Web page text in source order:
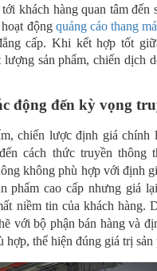
khách hàng quan tâm đến
động quảng cáo thang
cấp. Khi kết hợp tốt
sản phẩm, chiến dịch
động đến kỳ vọng
chiến lược định giá chính
cách thức truyền thông
không phù hợp với định
phẩm cao cấp nhưng giá
niềm tin của khách hàng.
với bộ phận bán hàng và
hợp, thể hiện đúng giá trị sản